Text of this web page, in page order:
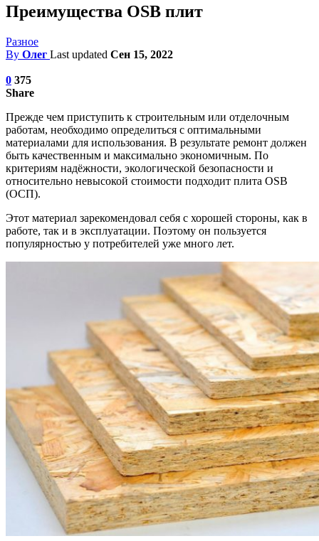
Преимущества OSB плит
Разное
By Олег Last updated Сен 15, 2022
0 375
Share
Прежде чем приступить к строительным или отделочным
работам, необходимо определиться с оптимальными
материалами для использования. В результате ремонт должен
быть качественным и максимально экономичным. По
критериям надёжности, экологической безопасности и
относительно невысокой стоимости подходит плита OSB
(ОСП).
Этот материал зарекомендовал себя с хорошей стороны, как в
работе, так и в эксплуатации. Поэтому он пользуется
популярностью у потребителей уже много лет.